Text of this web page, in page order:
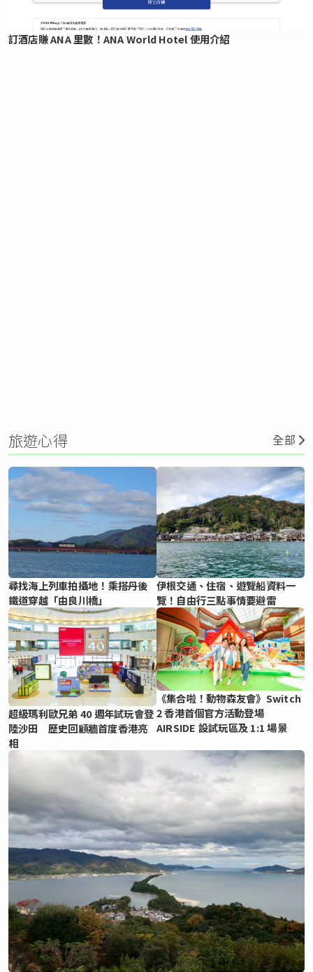
訂酒店賺 ANA 里數！ANA World Hotel 使用介紹
旅遊心得 全部
尋找海上列車拍攝地！乘搭丹後
鐵道穿越「由良川橋」
伊根交通、住宿、遊覽船資料一
覽！自由行三點事情要避雷
超級瑪利歐兄弟 40 週年試玩會登
陸沙田 歷史回顧牆首度香港亮
相
《集合啦！動物森友會》Switch
2 香港首個官方活動登場
AIRSIDE 設試玩區及 1:1 場景